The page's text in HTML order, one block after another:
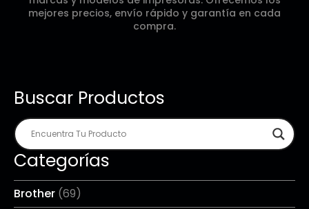
mejores precios, envío rápido y garantía en cada
compra.
Buscar Productos
Categorías
Brother (69)